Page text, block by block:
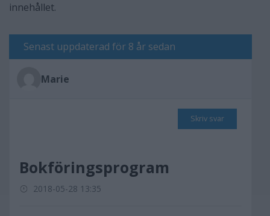
innehållet.
Senast uppdaterad för 8 år sedan
Marie
Skriv svar
Bokföringsprogram
2018-05-28 13:35